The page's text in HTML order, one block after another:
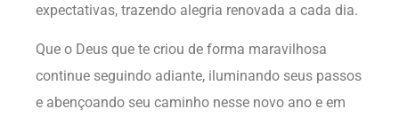
expectativas, trazendo alegria renovada a cada dia.
Que o Deus que te criou de forma maravilhosa
continue seguindo adiante, iluminando seus passos
e abençoando seu caminho nesse novo ano e em